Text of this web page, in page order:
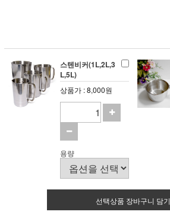
스텐비커(1L,2L,3
L,5L)
상품가 : 8,000원
용량
선택상품 장바구니 담기